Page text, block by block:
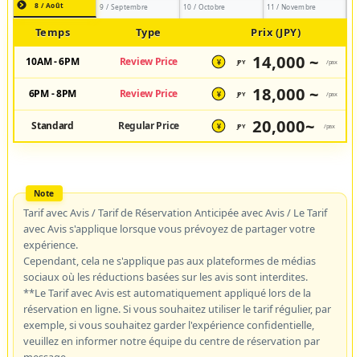
8 / Août 9 / Septembre 10 / Octobre 11 / Novembre
Temps Type Prix (JPY)
10AM - 6PM Review Price ¥ JPY 14,000 ~ /pax
6PM - 8PM Review Price ¥ JPY 18,000 ~ /pax
Standard Regular Price ¥ JPY 20,000~ /pax
Tarif avec Avis / Tarif de Réservation Anticipée avec Avis / Le Tarif
avec Avis s'applique lorsque vous prévoyez de partager votre
expérience.
Cependant, cela ne s'applique pas aux plateformes de médias
sociaux où les réductions basées sur les avis sont interdites.
**Le Tarif avec Avis est automatiquement appliqué lors de la
réservation en ligne. Si vous souhaitez utiliser le tarif régulier, par
exemple, si vous souhaitez garder l'expérience confidentielle,
veuillez en informer notre équipe du centre de réservation par